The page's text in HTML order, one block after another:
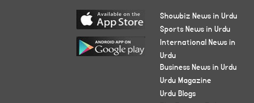
Showbiz News in Urdu
Sports News in Urdu
International News in
Urdu
Business News in Urdu
Urdu Magazine
Urdu Blogs